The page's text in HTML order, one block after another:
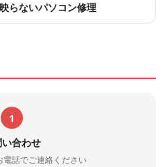
らないパソコン修理
1
い合わせ
電話でご連絡ください